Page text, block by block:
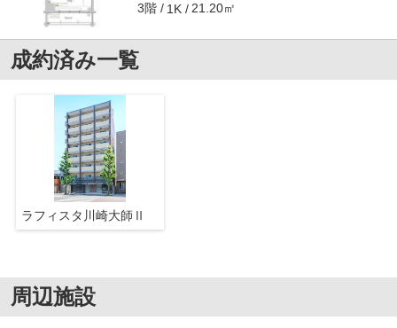
3階 1K 21.20㎡
成約済み一覧
ラフィスタ川崎大師Ⅱ
周辺施設